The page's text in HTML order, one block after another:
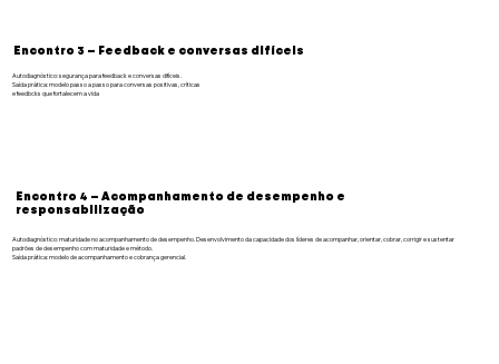
Encontro 3 — Feedback e conversas difíceis
Autodiagnóstico: segurança para feedback e conversas difíceis.
Saída prática: modelo passo a passo para conversas positivas, críticas
e feedbcks que fortalecem a vida
Encontro 4 — Acompanhamento de desempenho e
responsabilização
Autodiagnóstico: maturidade no acompanhamento de desempenho. Desenvolvimento da capacidade dos líderes de acompanhar, orientar, cobrar, corrigir e sustentar
padrões de desempenho com maturidade e método.
Saída prática: modelo de acompanhamento e cobrança gerencial.